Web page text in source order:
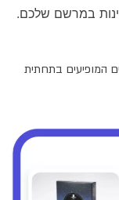
במרשם שלכם.
המופיעים בתחתית